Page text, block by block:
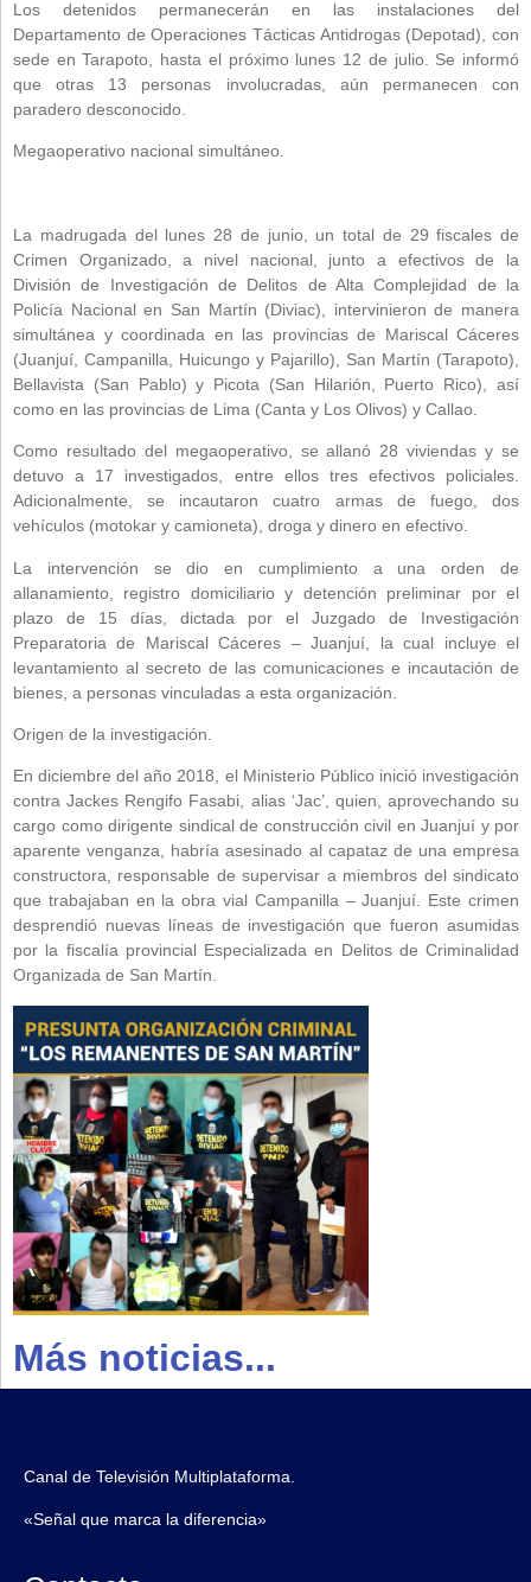
Los detenidos permanecerán en las instalaciones del
Departamento de Operaciones Tácticas Antidrogas (Depotad), con
sede en Tarapoto, hasta el próximo lunes 12 de julio. Se informó
que otras 13 personas involucradas, aún permanecen con
paradero desconocido.
Megaoperativo nacional simultáneo.
La madrugada del lunes 28 de junio, un total de 29 fiscales de
Crimen Organizado, a nivel nacional, junto a efectivos de la
División de Investigación de Delitos de Alta Complejidad de la
Policía Nacional en San Martín (Diviac), intervinieron de manera
simultánea y coordinada en las provincias de Mariscal Cáceres
(Juanjuí, Campanilla, Huicungo y Pajarillo), San Martín (Tarapoto),
Bellavista (San Pablo) y Picota (San Hilarión, Puerto Rico), así
como en las provincias de Lima (Canta y Los Olivos) y Callao.
Como resultado del megaoperativo, se allanó 28 viviendas y se
detuvo a 17 investigados, entre ellos tres efectivos policiales.
Adicionalmente, se incautaron cuatro armas de fuego, dos
vehículos (motokar y camioneta), droga y dinero en efectivo.
La intervención se dio en cumplimiento a una orden de
allanamiento, registro domiciliario y detención preliminar por el
plazo de 15 días, dictada por el Juzgado de Investigación
Preparatoria de Mariscal Cáceres – Juanjuí, la cual incluye el
levantamiento al secreto de las comunicaciones e incautación de
bienes, a personas vinculadas a esta organización.
Origen de la investigación.
En diciembre del año 2018, el Ministerio Público inició investigación
contra Jackes Rengifo Fasabi, alias ‘Jac’, quien, aprovechando su
cargo como dirigente sindical de construcción civil en Juanjuí y por
aparente venganza, habría asesinado al capataz de una empresa
constructora, responsable de supervisar a miembros del sindicato
que trabajaban en la obra vial Campanilla – Juanjuí. Este crimen
desprendió nuevas líneas de investigación que fueron asumidas
por la fiscalía provincial Especializada en Delitos de Criminalidad
Organizada de San Martín.
Más noticias...
Canal de Televisión Multiplataforma.
«Señal que marca la diferencia»